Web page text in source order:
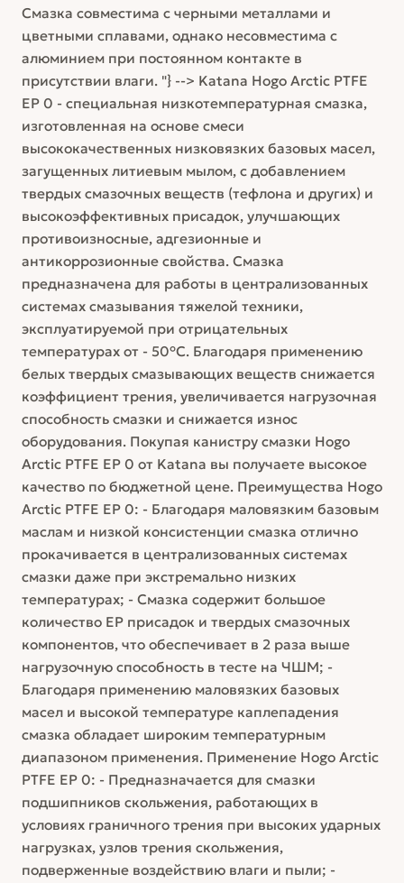
Смазка совместима с черными металлами и
цветными сплавами, однако несовместима с
алюминием при постоянном контакте в
присутствии влаги. "} --> Katana Hogo Arctic PTFE
EP 0 - специальная низкотемпературная смазка,
изготовленная на основе смеси
высококачественных низковязких базовых масел,
загущенных литиевым мылом, с добавлением
твердых смазочных веществ (тефлона и других) и
высокоэффективных присадок, улучшающих
противоизносные, адгезионные и
антикоррозионные свойства. Смазка
предназначена для работы в централизованных
системах смазывания тяжелой техники,
эксплуатируемой при отрицательных
температурах от - 50°С. Благодаря применению
белых твердых смазывающих веществ снижается
коэффициент трения, увеличивается нагрузочная
способность смазки и снижается износ
оборудования. Покупая канистру смазки Hogo
Arctic PTFE EP 0 от Katana вы получаете высокое
качество по бюджетной цене. Преимущества Hogo
Arctic PTFE EP 0: - Благодаря маловязким базовым
маслам и низкой консистенции смазка отлично
прокачивается в централизованных системах
смазки даже при экстремально низких
температурах; - Смазка содержит большое
количество ЕР присадок и твердых смазочных
компонентов, что обеспечивает в 2 раза выше
нагрузочную способность в тесте на ЧШМ; -
Благодаря применению маловязких базовых
масел и высокой температуре каплепадения
смазка обладает широким температурным
диапазоном применения. Применение Hogo Arctic
PTFE EP 0: - Предназначается для смазки
подшипников скольжения, работающих в
условиях граничного трения при высоких ударных
нагрузках, узлов трения скольжения,
подверженные воздействию влаги и пыли; -